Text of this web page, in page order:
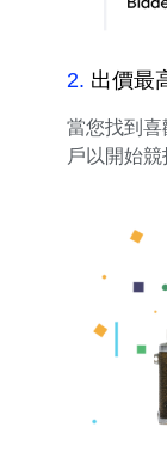
2. 出價最
當您找到
戶以開始競